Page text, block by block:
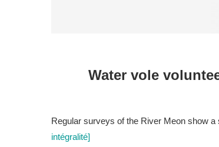
Water vole
Regular surveys of the River Meon show
intégralité]